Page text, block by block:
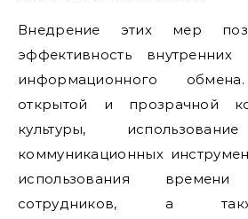
Внедрение этих мер
эффективность
информационного
открытой и прозрачной
культуры,
коммуникационных
использования
сотрудников, а